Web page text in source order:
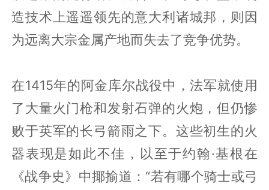
造技术上遥遥领先的意大利诸城邦，则因
为远离大宗金属产地而失去了竞争优势。
在1415年的阿金库尔战役中，法军就使用
了大量火门枪和发射石弹的火炮，但仍惨
败于英军的长弓箭雨之下。这些初生的火
器表现是如此不佳，以至于约翰·基根在
《战争史》中揶揄道：“若有哪个骑士或弓